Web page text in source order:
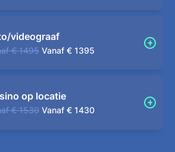
videograaf
€ 1495 Vanaf € 1395
op locatie
€ 1530 Vanaf € 1430